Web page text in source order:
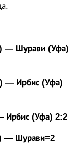
— Шурави (Уфа)
— Ирбис (Уфа)
Ирбис (Уфа) 2:2
— Шурави=2